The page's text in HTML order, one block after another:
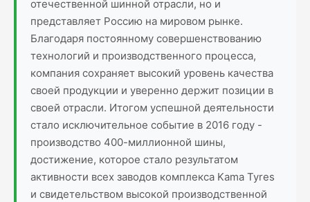
отечественной шинной отрасли, но и
представляет Россию на мировом рынке.
Благодаря постоянному совершенствованию
технологий и производственного процесса,
компания сохраняет высокий уровень качества
своей продукции и уверенно держит позиции в
своей отрасли. Итогом успешной деятельности
стало исключительное событие в 2016 году -
производство 400-миллионной шины,
достижение, которое стало результатом
активности всех заводов комплекса Kama Tyres
и свидетельством высокой производственной